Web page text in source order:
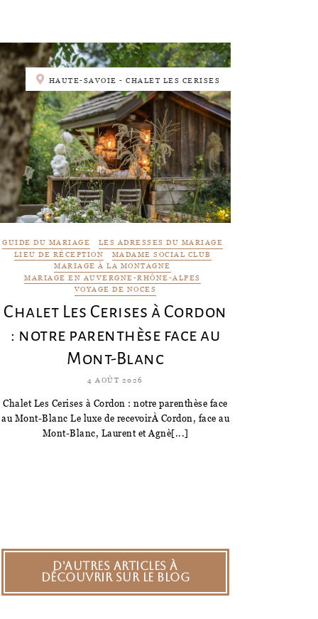
HAUTE-SAVOIE - CHALET LES CERISES
GUIDE DU MARIAGE
LES ADRESSES DU MARIAGE
LIEU DE RÉCEPTION
MADAME SOCIAL CLUB
MARIAGE À LA MONTAGNE
MARIAGE EN AUVERGNE-RHÔNE-ALPES
VOYAGE DE NOCES
Chalet Les Cerises à Cordon
: notre parenthèse face au
Mont-Blanc
4 AOÛT 2026
Chalet Les Cerises à Cordon : notre parenthèse face
au Mont-Blanc Le luxe de recevoirÀ Cordon, face au
Mont-Blanc, Laurent et Agnè[...]
D'autres articles à
découvrir sur le blog